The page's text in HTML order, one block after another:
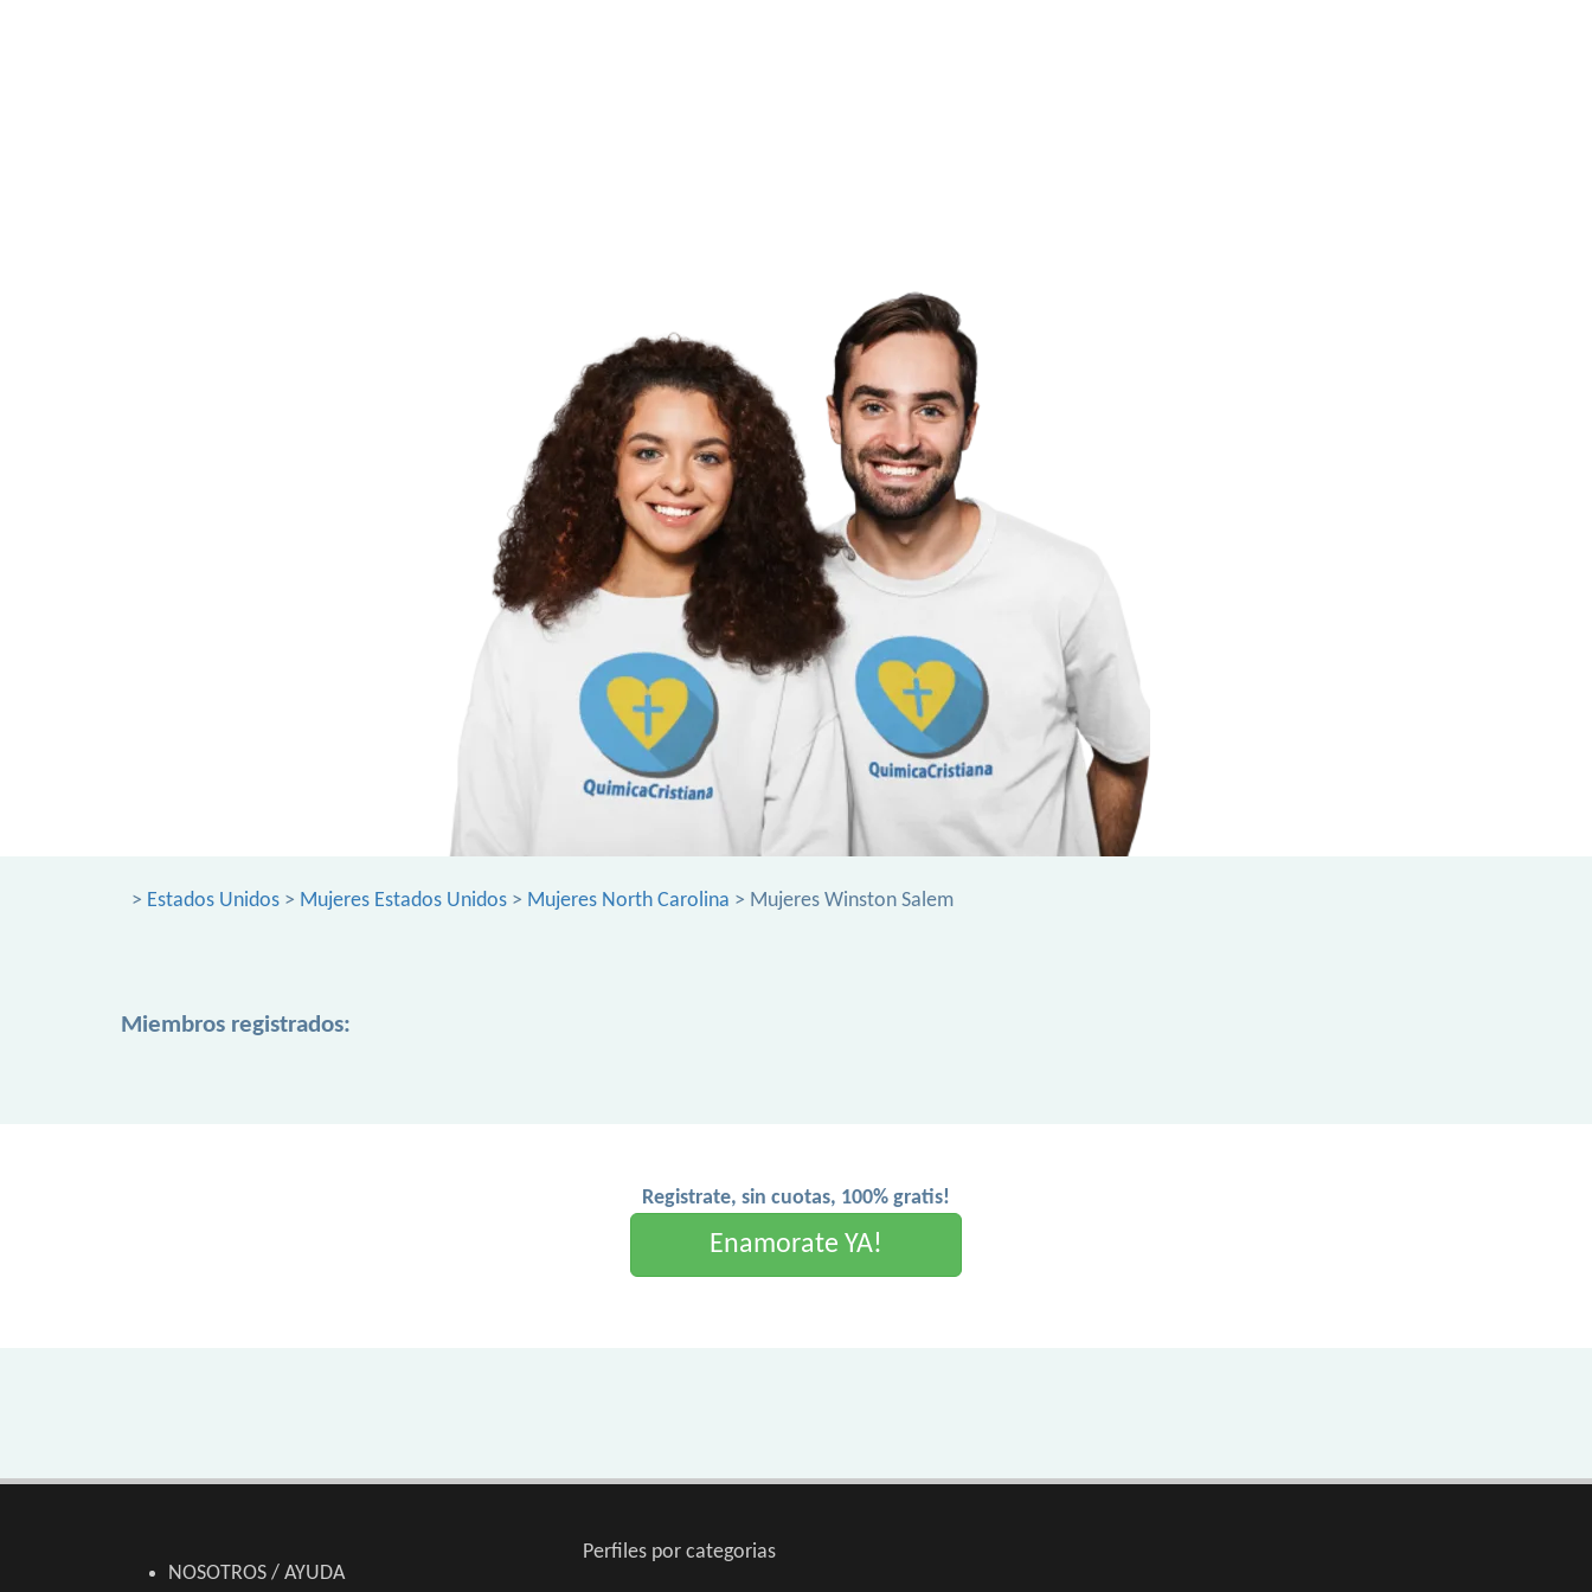
> Estados Unidos > Mujeres Estados Unidos > Mujeres North Carolina > Mujeres Winston Salem
Miembros registrados:
Registrate, sin cuotas, 100% gratis!
Enamorate YA!
NOSOTROS / AYUDA
Perfiles por categorias